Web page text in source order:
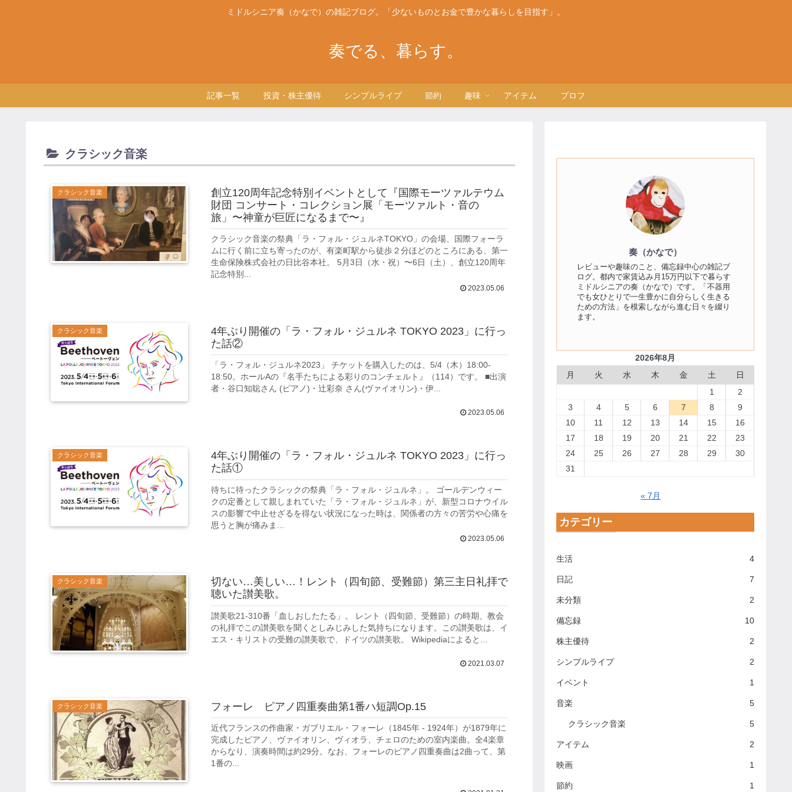
ミドルシニア奏（かなで）の雑記ブログ。「少ないものとお金で豊かな暮らしを目指す」。
奏でる、暮らす。
記事一覧 投資・株主優待 シンプルライプ 節約 趣味 アイテム プロフ
クラシック音楽
クラシック音楽
創立120周年記念特別イベントとして『国際モーツァルテウム
財団 コンサート・コレクション展「モーツァルト・音の
旅」〜神童が巨匠になるまで〜』
クラシック音楽の祭典「ラ・フォル・ジュルネTOKYO」の会場、国際フォーラ
ムに行く前に立ち寄ったのが、有楽町駅から徒歩２分ほどのところにある、第一
生命保険株式会社の日比谷本社。 5月3日（水・祝）〜6日（土）、創立120周年
記念特別...
2023.05.06
クラシック音楽
4年ぶり開催の「ラ・フォル・ジュルネ TOKYO 2023」に行っ
た話②
「ラ・フォル・ジュルネ2023」 チケットを購入したのは、5/4（木）18:00-
18:50。ホールAの『名手たちによる彩りのコンチェルト』（114）です。 ■出演
者・谷口知聡さん (ピアノ)・辻彩奈 さん(ヴァイオリン)・伊...
2023.05.06
クラシック音楽
4年ぶり開催の「ラ・フォル・ジュルネ TOKYO 2023」に行っ
た話①
待ちに待ったクラシックの祭典「ラ・フォル・ジュルネ」。 ゴールデンウィー
クの定番として親しまれていた「ラ・フォル・ジュルネ」が、新型コロナウイル
スの影響で中止せざるを得ない状況になった時は、関係者の方々の苦労や心痛を
思うと胸が痛みま...
2023.05.06
クラシック音楽
切ない…美しい…！レント（四旬節、受難節）第三主日礼拝で
聴いた讃美歌。
讃美歌21-310番「血しおしたたる」。 レント（四旬節、受難節）の時期、教会
の礼拝でこの讃美歌を聞くとしみじみした気持ちになります。この讃美歌は、イ
エス・キリストの受難の讃美歌で、ドイツの讃美歌。 Wikipediaによると...
2021.03.07
クラシック音楽 フォーレ ピアノ四重奏曲第1番ハ短調Op.15
近代フランスの作曲家・ガブリエル・フォーレ（1845年 - 1924年）が1879年に
完成したピアノ、ヴァイオリン、ヴィオラ、チェロのための室内楽曲。全4楽章
からなり、演奏時間は約29分。なお、フォーレのピアノ四重奏曲は2曲って、第
1番の...
奏（かなで）
レビューや趣味のこと、備忘録中心の雑記ブ
ログ。都内で家賃込み月15万円以下で暮らす
ミドルシニアの奏（かなで）です。「不器用
でも女ひとりで一生豊かに自分らしく生きる
ための方法」を模索しながら進む日々を綴り
ます。
2026年8月
月
火 水 木 金 土
日
1
2
3
4 5 6 7 8
9
10
11 12 13 14 15
16
17
18 19 20 21 22
23
24
25 26 27 28 29
30
31
« 7月
カテゴリー
生活 4
日記 7
未分類 2
備忘録 10
株主優待 2
シンプルライプ 2
イベント 1
音楽 5
クラシック音楽 5
アイテム 2
映画 1
節約 1